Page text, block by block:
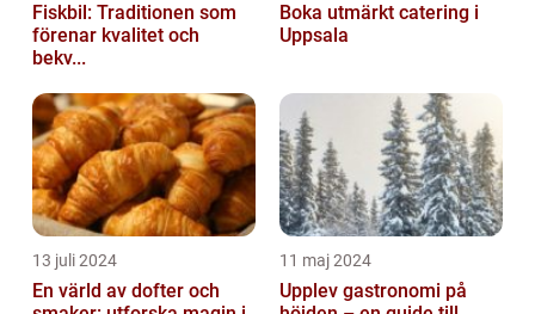
Fiskbil: Traditionen som
förenar kvalitet och
bekv...
Boka utmärkt catering i
Uppsala
13 juli 2024
En värld av dofter och
11 maj 2024
Upplev gastronomi på